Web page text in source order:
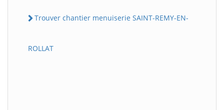
Trouver chantier menuiserie SAINT-REMY-EN-
ROLLAT